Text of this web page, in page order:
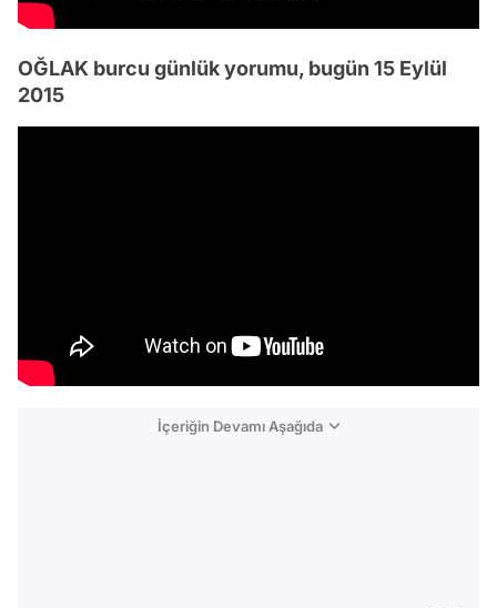
OĞLAK burcu günlük yorumu, bugün 15 Eylül
2015
İçeriğin Devamı Aşağıda